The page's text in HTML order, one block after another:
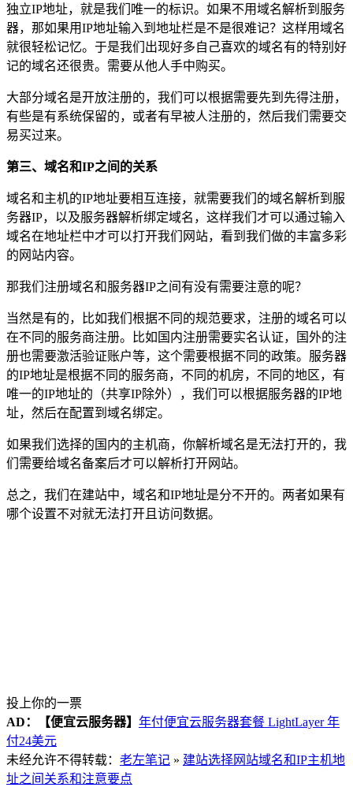
独立IP地址，就是我们唯一的标识。如果不用域名解析到服务
器，那如果用IP地址输入到地址栏是不是很难记？这样用域名
就很轻松记忆。于是我们出现好多自己喜欢的域名有的特别好
记的域名还很贵。需要从他人手中购买。
大部分域名是开放注册的，我们可以根据需要先到先得注册，
有些是有系统保留的，或者有早被人注册的，然后我们需要交
易买过来。
第三、域名和IP之间的关系
域名和主机的IP地址要相互连接，就需要我们的域名解析到服
务器IP，以及服务器解析绑定域名，这样我们才可以通过输入
域名在地址栏中才可以打开我们网站，看到我们做的丰富多彩
的网站内容。
那我们注册域名和服务器IP之间有没有需要注意的呢？
当然是有的，比如我们根据不同的规范要求，注册的域名可以
在不同的服务商注册。比如国内注册需要实名认证，国外的注
册也需要激活验证账户等，这个需要根据不同的政策。服务器
的IP地址是根据不同的服务商，不同的机房，不同的地区，有
唯一的IP地址的（共享IP除外），我们可以根据服务器的IP地
址，然后在配置到域名绑定。
如果我们选择的国内的主机商，你解析域名是无法打开的，我
们需要给域名备案后才可以解析打开网站。
总之，我们在建站中，域名和IP地址是分不开的。两者如果有
哪个设置不对就无法打开且访问数据。
投上你的一票
AD：
【便宜云服务器】 年付便宜云服务器套餐 LightLayer 年
付24美元
未经允许不得转载： 老左笔记 » 建站选择网站域名和IP主机地
址之间关系和注意要点